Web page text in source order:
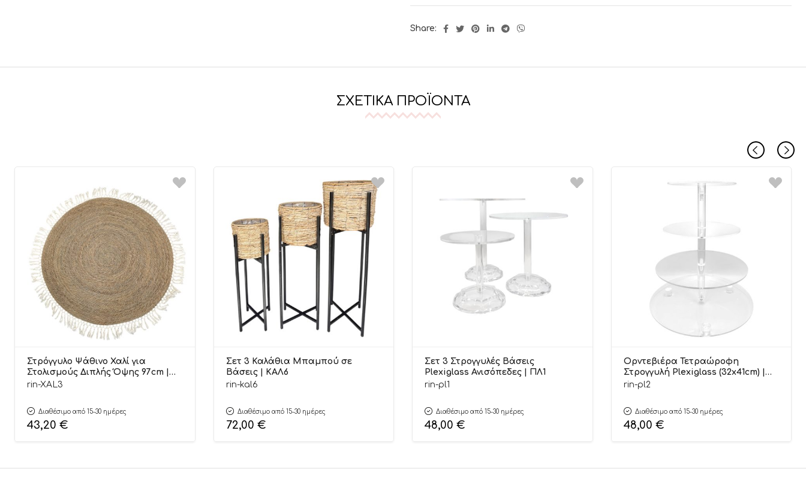
Share:
ΣΧΕΤΙΚΆ ΠΡΟΪΌΝΤΑ
Στρόγγυλο Ψάθινο Χαλί για
Στολισμούς Διπλής Όψης 97cm |
ΧΑΛ3
rin-XAL3
Διαθέσιμο από 15-30 ημέρες
43,20 €
Σετ 3 Καλάθια Μπαμπού σε
Βάσεις | ΚΑΛ6
rin-kal6
Διαθέσιμο από 15-30 ημέρες
72,00 €
Σετ 3 Στρογγυλές Βάσεις
Plexiglass Ανισόπεδες | ΠΛ1
rin-pl1
Διαθέσιμο από 15-30 ημέρες
48,00 €
Ορντεβιέρα Τετραώροφη
Στρογγυλή Plexiglass (32x41cm) |
ΠΛ2
rin-pl2
Διαθέσιμο από 15-30 ημέρες
48,00 €